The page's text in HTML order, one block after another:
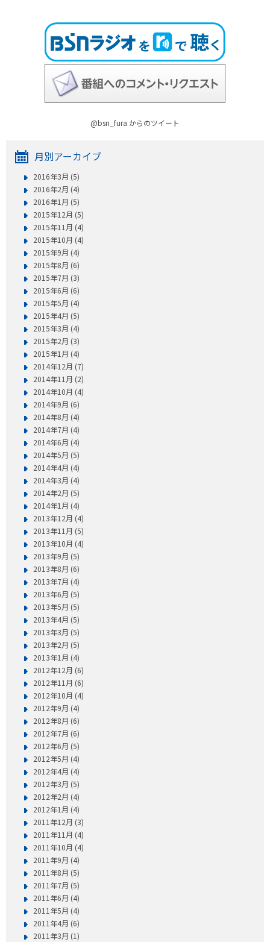
@bsn_fura からのツイート
月別アーカイブ
2016年3月 (5)
2016年2月 (4)
2016年1月 (5)
2015年12月 (5)
2015年11月 (4)
2015年10月 (4)
2015年9月 (4)
2015年8月 (6)
2015年7月 (3)
2015年6月 (6)
2015年5月 (4)
2015年4月 (5)
2015年3月 (4)
2015年2月 (3)
2015年1月 (4)
2014年12月 (7)
2014年11月 (2)
2014年10月 (4)
2014年9月 (6)
2014年8月 (4)
2014年7月 (4)
2014年6月 (4)
2014年5月 (5)
2014年4月 (4)
2014年3月 (4)
2014年2月 (5)
2014年1月 (4)
2013年12月 (4)
2013年11月 (5)
2013年10月 (4)
2013年9月 (5)
2013年8月 (6)
2013年7月 (4)
2013年6月 (5)
2013年5月 (5)
2013年4月 (5)
2013年3月 (5)
2013年2月 (5)
2013年1月 (4)
2012年12月 (6)
2012年11月 (6)
2012年10月 (4)
2012年9月 (4)
2012年8月 (6)
2012年7月 (6)
2012年6月 (5)
2012年5月 (4)
2012年4月 (4)
2012年3月 (5)
2012年2月 (4)
2012年1月 (4)
2011年12月 (3)
2011年11月 (4)
2011年10月 (4)
2011年9月 (4)
2011年8月 (5)
2011年7月 (5)
2011年6月 (4)
2011年5月 (4)
2011年4月 (6)
2011年3月 (1)